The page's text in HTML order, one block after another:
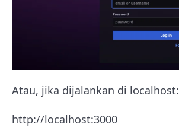
Atau, jika dijalankan di localhost:
http://localhost:3000